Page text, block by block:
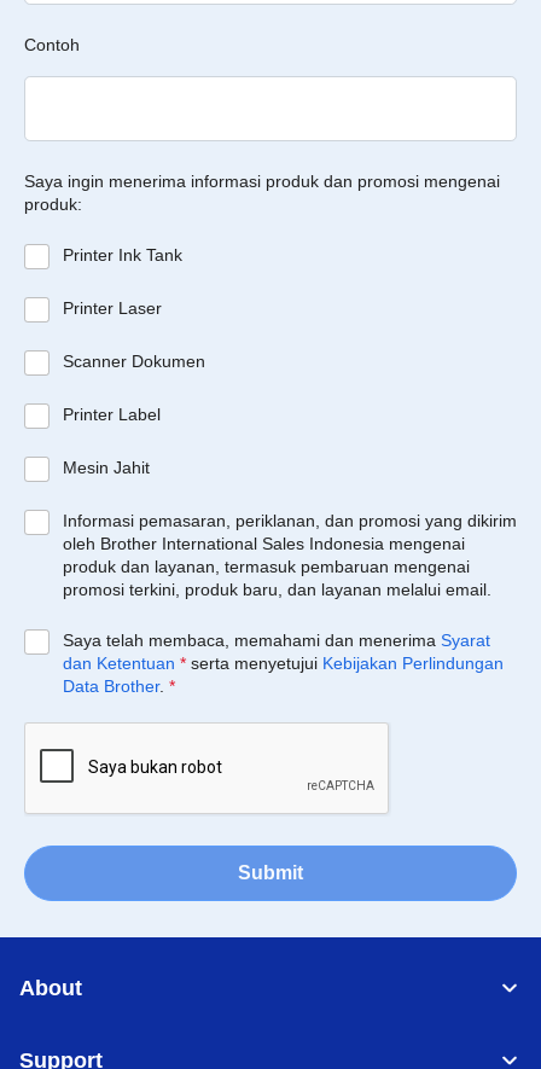
Contoh
Saya ingin menerima informasi produk dan promosi mengenai
produk:
Printer Ink Tank
Printer Laser
Scanner Dokumen
Printer Label
Mesin Jahit
Informasi pemasaran, periklanan, dan promosi yang dikirim
oleh Brother International Sales Indonesia mengenai
produk dan layanan, termasuk pembaruan mengenai
promosi terkini, produk baru, dan layanan melalui email.
Saya telah membaca, memahami dan menerima Syarat
dan Ketentuan * serta menyetujui Kebijakan Perlindungan
Data Brother. *
Submit
About
Support